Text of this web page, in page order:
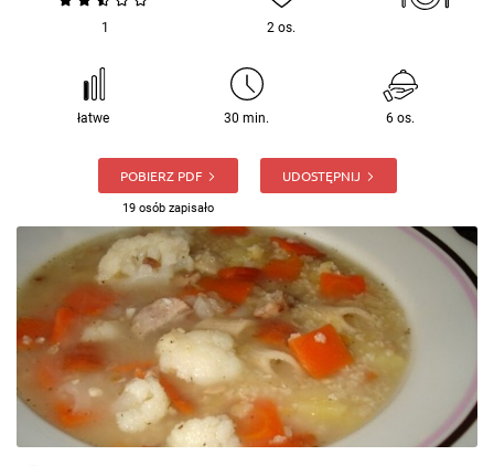
1 2 os.
łatwe 30 min. 6 os.
POBIERZ PDF
19 osób zapisało
UDOSTĘPNIJ